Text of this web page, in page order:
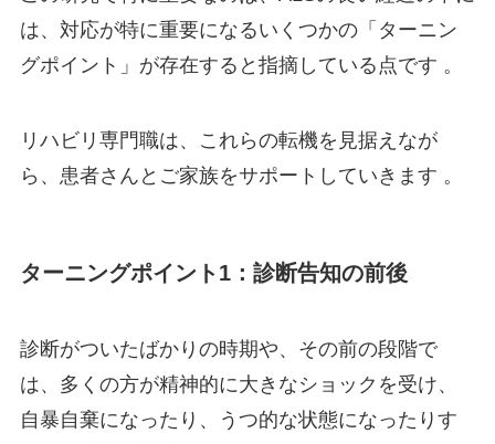
は、対応が特に重要になるいくつかの「ターニン
グポイント」が存在すると指摘している点です 。
リハビリ専門職は、これらの転機を見据えなが
ら、患者さんとご家族をサポートしていきます 。
ターニングポイント1：診断告知の前後
診断がついたばかりの時期や、その前の段階で
は、多くの方が精神的に大きなショックを受け、
自暴自棄になったり、うつ的な状態になったりす